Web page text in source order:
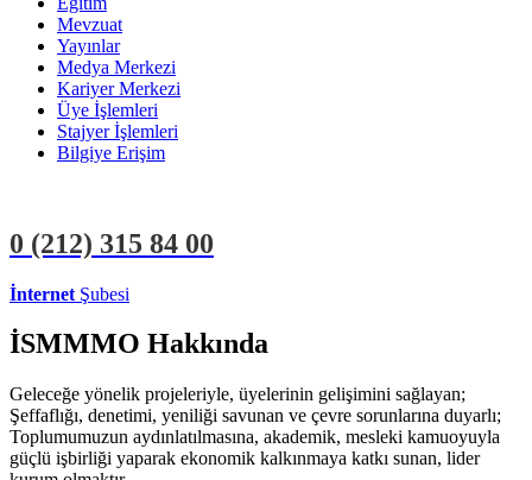
Mevzuat
Yayınlar
Medya Merkezi
Kariyer Merkezi
Üye İşlemleri
Stajyer İşlemleri
Bilgiye Erişim
0 (212) 315 84 00
İnternet Şubesi
İSMMMO Hakkında
Geleceğe yönelik projeleriyle, üyelerinin gelişimini sağlayan;
Şeffaflığı, denetimi, yeniliği savunan ve çevre sorunlarına duyarlı;
Toplumumuzun aydınlatılmasına, akademik, mesleki kamuoyuyla
güçlü işbirliği yaparak ekonomik kalkınmaya katkı sunan, lider